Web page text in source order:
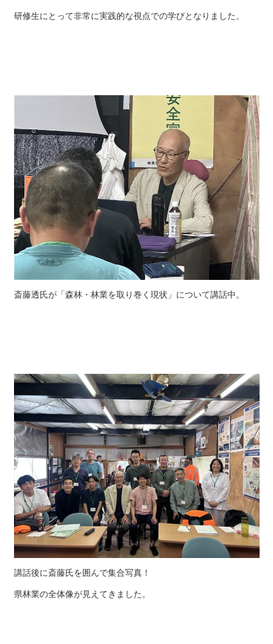
研修生にとって非常に実践的な視点での学びとなりました。
斎藤透氏が「森林・林業を取り巻く現状」について講話中。
講話後に斎藤氏を囲んで集合写真！
県林業の全体像が見えてきました。